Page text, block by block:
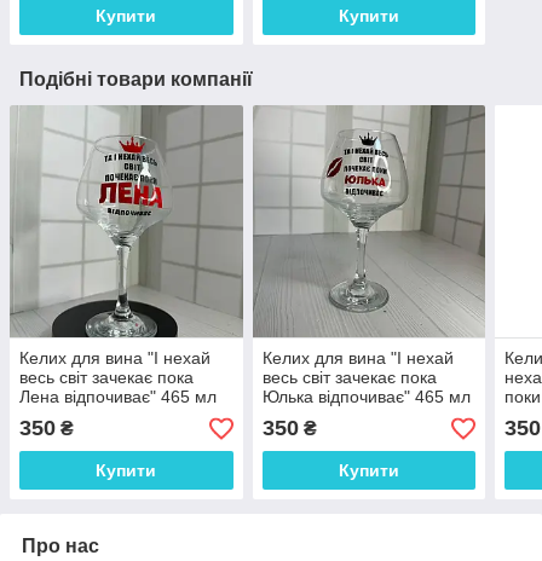
Купити Купити
Подібні товари компанії
Келих для вина "І нехай
весь світ зачекає пока
Лена відпочиває" 465 мл
(ваше ім"я)
350 ₴
Купити
Келих для вина "І нехай
весь світ зачекає пока
Юлька відпочиває" 465 мл
(ваше ім"я)
350₴
Купити
465
350
Про нас